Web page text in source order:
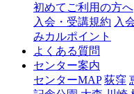
初めてご利用の方へ
入会・受講規約 入
みカルポイント
よくある質問
センター案内
センターMAP 荻窪